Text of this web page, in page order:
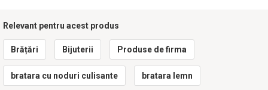
Relevant pentru acest produs
Brățări Bijuterii Produse de firma
bratara cu noduri culisante bratara lemn